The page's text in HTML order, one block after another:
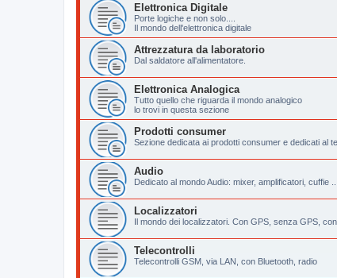
Elettronica Digitale
Porte logiche e non solo....
Il mondo dell'elettronica digitale
Attrezzatura da laboratorio
Dal saldatore all'alimentatore.
Elettronica Analogica
Tutto quello che riguarda il mondo analogico
lo trovi in questa sezione
Prodotti consumer
Sezione dedicata ai prodotti consumer e dedicati al
Audio
Dedicato al mondo Audio: mixer, amplificatori, cuffie ...
Localizzatori
Il mondo dei localizzatori. Con GPS, senza GPS,
Telecontrolli
Telecontrolli GSM, via LAN, con Bluetooth, radio